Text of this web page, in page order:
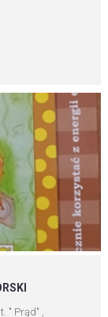
" Prąd" ,